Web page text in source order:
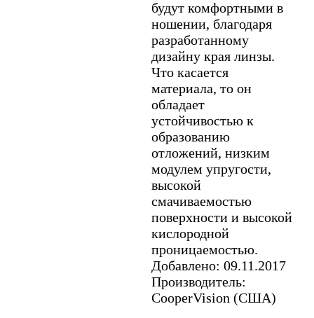
будут комфортными в
ношении, благодаря
разработанному
дизайну края линзы.
Что касается
материала, то он
обладает
устойчивостью к
образованию
отложений, низким
модулем упругости,
высокой
смачиваемостью
поверхности и высокой
кислородной
проницаемостью.
Добавлено: 09.11.2017
Производитель:
CooperVision (США)